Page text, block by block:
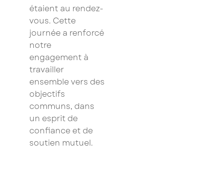
étaient au rendez-
vous. Cette
journée a renforcé
notre
engagement à
travailler
ensemble vers des
objectifs
communs, dans
un esprit de
confiance et de
soutien mutuel.